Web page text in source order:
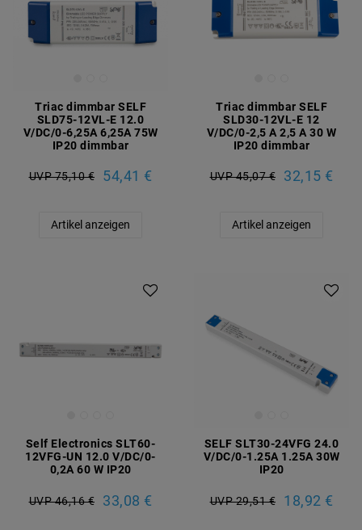
Triac dimmbar SELF
SLD75-12VL-E 12.0
V/DC/0-6,25A 6,25A 75W
IP20 dimmbar
UVP 75,10 € 54,41 €
Artikel anzeigen
Triac dimmbar SELF
SLD30-12VL-E 12
V/DC/0-2,5 A 2,5 A 30 W
IP20 dimmbar
UVP 45,07 € 32,15 €
Artikel anzeigen
Self Electronics SLT60-
12VFG-UN 12.0 V/DC/0-
0,2A 60 W IP20
UVP 46,16 € 33,08 €
SELF SLT30-24VFG 24.0
V/DC/0-1.25A 1.25A 30W
IP20
UVP 29,51 € 18,92 €